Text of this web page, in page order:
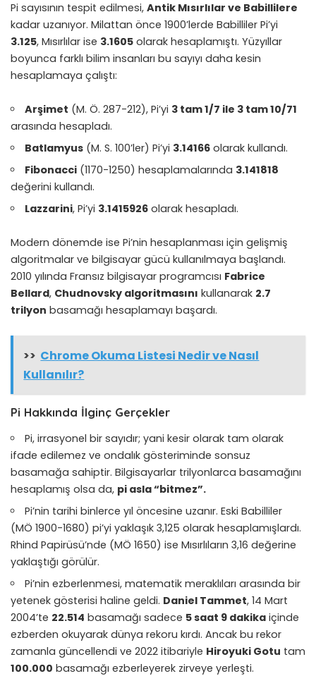
Pi sayısının tespit edilmesi, Antik Mısırlılar ve Babillilere
kadar uzanıyor. Milattan önce 1900’lerde Babilliler Pi’yi
3.125, Mısırlılar ise 3.1605 olarak hesaplamıştı. Yüzyıllar
boyunca farklı bilim insanları bu sayıyı daha kesin
hesaplamaya çalıştı:
Arşimet (M. Ö. 287-212), Pi’yi 3 tam 1/7 ile 3 tam 10/71
arasında hesapladı.
Batlamyus (M. S. 100’ler) Pi’yi 3.14166 olarak kullandı.
Fibonacci (1170-1250) hesaplamalarında 3.141818
değerini kullandı.
Lazzarini, Pi’yi 3.1415926 olarak hesapladı.
Modern dönemde ise Pi’nin hesaplanması için gelişmiş
algoritmalar ve bilgisayar gücü kullanılmaya başlandı.
2010 yılında Fransız bilgisayar programcısı Fabrice
Bellard, Chudnovsky algoritmasını kullanarak 2.7
trilyon basamağı hesaplamayı başardı.
>> Chrome Okuma Listesi Nedir ve Nasıl
Kullanılır?
Pi Hakkında İlginç Gerçekler
Pi, irrasyonel bir sayıdır; yani kesir olarak tam olarak
ifade edilemez ve ondalık gösteriminde sonsuz
basamağa sahiptir. Bilgisayarlar trilyonlarca basamağını
hesaplamış olsa da, pi asla “bitmez”.
Pi’nin tarihi binlerce yıl öncesine uzanır. Eski Babilliler
(MÖ 1900-1680) pi’yi yaklaşık 3,125 olarak hesaplamışlardı.
Rhind Papirüsü’nde (MÖ 1650) ise Mısırlıların 3,16 değerine
yaklaştığı görülür.
Pi’nin ezberlenmesi, matematik meraklıları arasında bir
yetenek gösterisi haline geldi. Daniel Tammet, 14 Mart
2004’te 22.514 basamağı sadece 5 saat 9 dakika içinde
ezberden okuyarak dünya rekoru kırdı. Ancak bu rekor
zamanla güncellendi ve 2022 itibariyle Hiroyuki Gotu tam
100.000 basamağı ezberleyerek zirveye yerleşti.